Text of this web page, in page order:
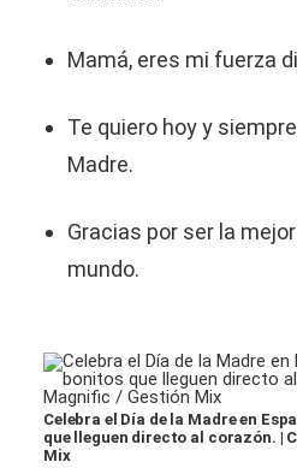
Mamá, eres mi fuerza
Te quiero hoy y
Madre.
Gracias por ser la
mundo.
Celebra el Día de la Madre en
que lleguen directo al corazón. |
Mix